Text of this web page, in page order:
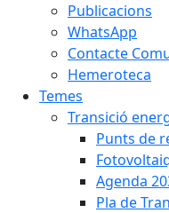
Publicacions
WhatsApp
Contacte
Hemeroteca
Temes
Transició
Punts de
Agenda
Pla de